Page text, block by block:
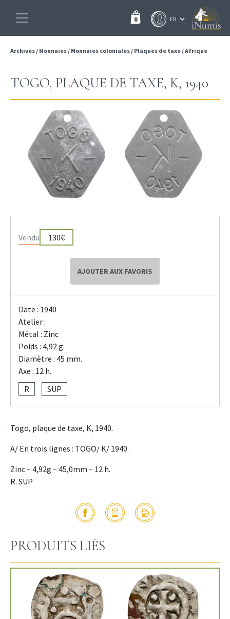
0
Archives/ Monnaies/ Monnaies coloniales/ Plaques de taxe/Afrique
TOGO, PLAQUE DE TAXE, K, 1940
Vendu 130€
AJOUTER AUX FAVORIS
Date : 1940
Atelier :
Métal : Zinc
Poids : 4,92 g.
Diamètre : 45 mm.
Axe : 12 h.
R
SUP
Togo, plaque de taxe, K, 1940.
A/ En trois lignes : TOGO/ K/ 1940.
Zinc – 4,92g – 45,0mm – 12 h.
R. SUP
PRODUITS LIÉS